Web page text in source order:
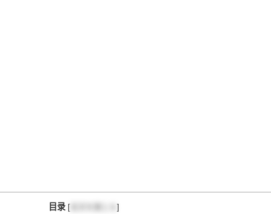
目录 [目次を閉じる ]